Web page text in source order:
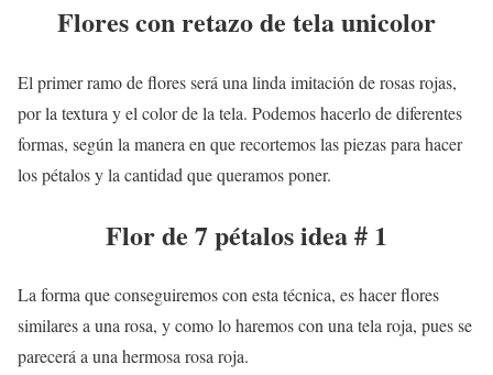
Flores con retazo de tela unicolor
El primer ramo de flores será una linda imitación de rosas rojas,
por la textura y el color de la tela. Podemos hacerlo de diferentes
formas, según la manera en que recortemos las piezas para hacer
los pétalos y la cantidad que queramos poner.
Flor de 7 pétalos idea # 1
La forma que conseguiremos con esta técnica, es hacer flores
similares a una rosa, y como lo haremos con una tela roja, pues se
parecerá a una hermosa rosa roja.